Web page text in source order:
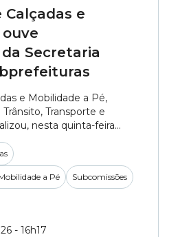
Calçadas e
Secretaria
e Mobilidade a Pé,
Transporte e
nesta quinta-feira
do segundo semestre de
ouviram
(Secretaria Municipal das
representada pelo
e pelo arquiteto Rodolfo
a Pé Subcomissões
- 16h17